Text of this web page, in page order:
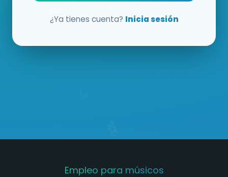
¿Ya tienes cuenta? Inicia sesión
Empleo para músicos